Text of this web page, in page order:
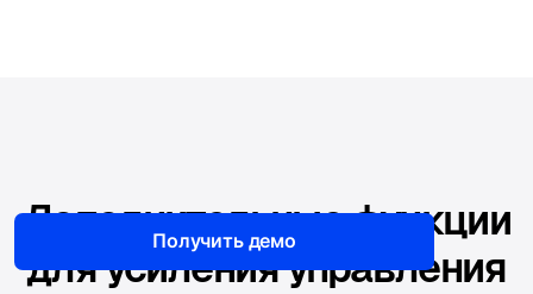
Дополнительные функции
для усиления управления
Получить демо